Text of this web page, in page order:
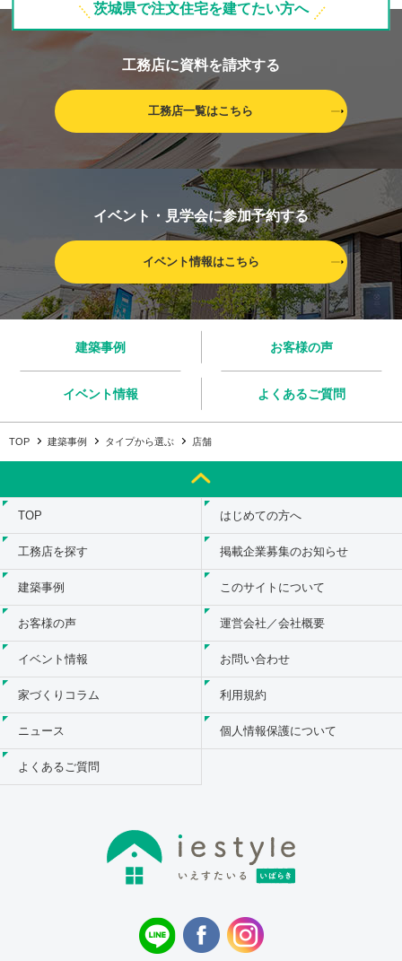
茨城県で注文住宅を建てたい方へ
工務店に資料を請求する
工務店一覧はこちら
イベント・見学会に参加予約する
イベント情報はこちら
建築事例 お客様の声
イベント情報 よくあるご質問
TOP 建築事例 タイプから選ぶ 店舗
TOP
工務店を探す
建築事例
お客様の声
イベント情報
家づくりコラム
ニュース
よくあるご質問
はじめての方へ
掲載企業募集のお知らせ
このサイトについて
運営会社／会社概要
お問い合わせ
利用規約
個人情報保護について